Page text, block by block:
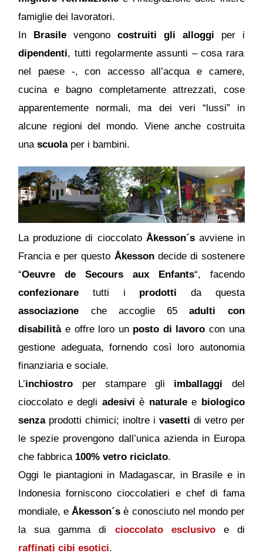
famiglie dei lavoratori.
In
Brasilevengono costruiti gli alloggi per i
dipendenti, tutti regolarmente assunti – cosa rara
nel paese -, con accesso all’acqua e camere,
cucina e bagno completamente attrezzati, cose
apparentemente normali, ma dei veri “lussi” in
alcune regioni del mondo. Viene anche costruita
unascuolaper i bambini.
La produzione di cioccolato Åkesson´s avviene in
Francia e per questo Åkessondecide di sostenere
“Oeuvre de Secours aux Enfants“, facendo
confezionare tutti i prodotti da questa
associazione che accoglie 65adulti con
disabilitàe offre loro un posto di lavoro con una
gestione adeguata, fornendo così loro autonomia
finanziaria e sociale.
L’inchiostro per stampare gli imballaggi del
cioccolato e degli adesivi è naturalee biologico
senza prodotti chimici; inoltre i vasetti di vetro per
le spezie provengono dall’unica azienda in Europa
che fabbrica 100% vetro riciclato.
Oggi le piantagioni in Madagascar, in Brasile e in
Indonesia forniscono cioccolatieri e chef di fama
mondiale, eÅkesson´s è conosciuto nel mondo per
la sua gamma di cioccolato esclusivo
e di
raffinati cibi esotici.